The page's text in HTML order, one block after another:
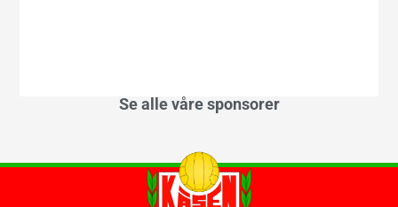
Se alle våre sponsorer